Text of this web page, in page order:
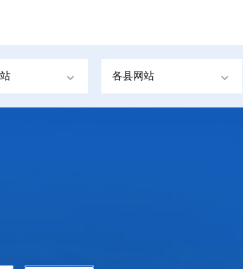
各县网站